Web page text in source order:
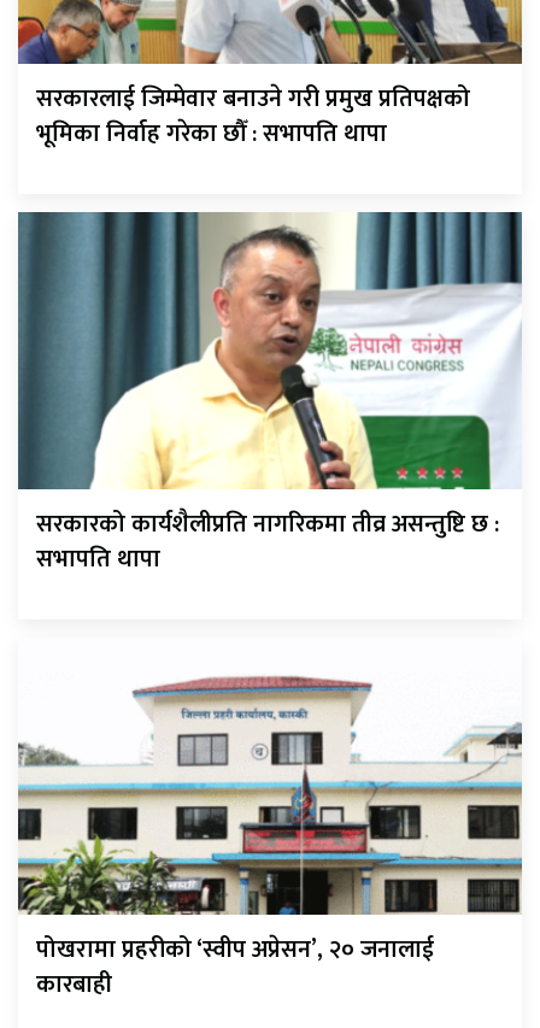
सरकारलाई जिम्मेवार बनाउने गरी प्रमुख प्रतिपक्षको
भूमिका निर्वाह गरेका छौँ : सभापति थापा
सरकारको कार्यशैलीप्रति नागरिकमा तीव्र असन्तुष्टि छ :
सभापति थापा
पोखरामा प्रहरीको ‘स्वीप अप्रेसन’, २० जनालाई
कारबाही